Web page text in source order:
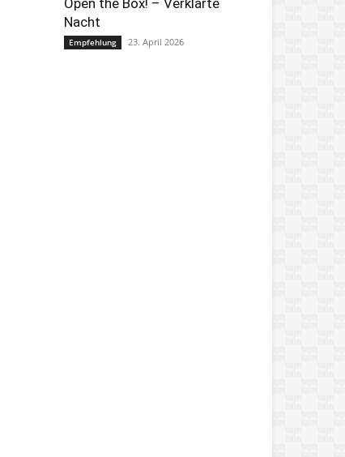
Open the Box! – Verklärte
Nacht
Empfehlung 23. April 2026